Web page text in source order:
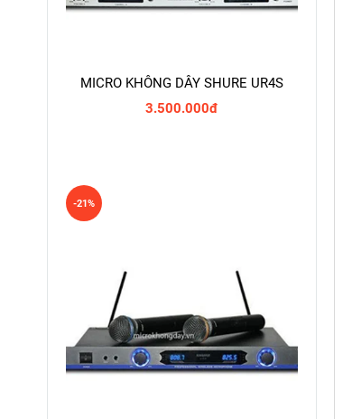
MICRO KHÔNG DÂY SHURE UR4S
3.500.000đ
-21%